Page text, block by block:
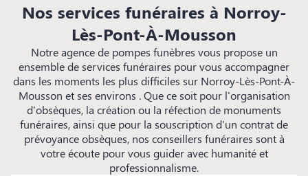
Nos services funéraires à Norroy-
Lès-Pont-À-Mousson
Notre agence de pompes funèbres vous propose un
ensemble de services funéraires pour vous accompagner
dans les moments les plus difficiles sur Norroy-Lès-Pont-À-
Mousson et ses environs . Que ce soit pour l'organisation
d'obsèques, la création ou la réfection de monuments
funéraires, ainsi que pour la souscription d'un contrat de
prévoyance obsèques, nos conseillers funéraires sont à
votre écoute pour vous guider avec humanité et
professionnalisme.